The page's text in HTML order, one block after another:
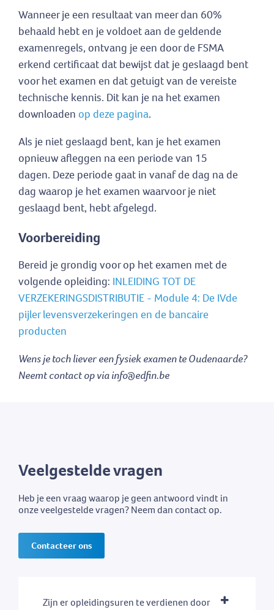
Wanneer je een resultaat van meer dan 60%
behaald hebt en je voldoet aan de geldende
examenregels, ontvang je een door de FSMA
erkend certificaat dat bewijst dat je geslaagd bent
voor het examen en dat getuigt van de vereiste
technische kennis. Dit kan je na het examen
downloaden op deze pagina.
Als je niet geslaagd bent, kan je het examen
opnieuw afleggen na een periode van 15
dagen. Deze periode gaat in vanaf de dag na de
dag waarop je het examen waarvoor je niet
geslaagd bent, hebt afgelegd.
Voorbereiding
Bereid je grondig voor op het examen met de
volgende opleiding: INLEIDING TOT DE
VERZEKERINGSDISTRIBUTIE - Module 4: De IVde
pijler levensverzekeringen en de bancaire
producten
Wens je toch liever een fysiek examen te Oudenaarde?
Neemt contact op via info@edfin.be
Veelgestelde vragen
Heb je een vraag waarop je geen antwoord vindt in
onze veelgestelde vragen? Neem dan contact op.
Contacteer ons
Zijn er opleidingsuren te verdienen door